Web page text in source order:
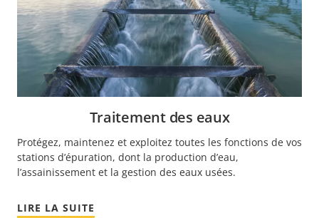
Traitement des eaux
Protégez, maintenez et exploitez toutes les fonctions de vos
stations d’épuration, dont la production d’eau,
l’assainissement et la gestion des eaux usées.
LIRE LA SUITE